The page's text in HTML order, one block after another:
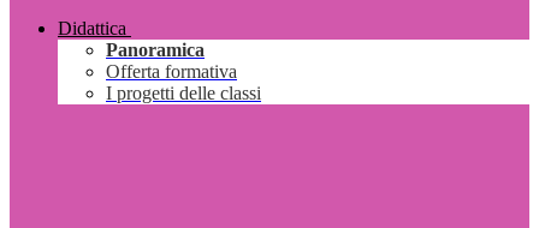
Didattica
Panoramica
Offerta formativa
I progetti delle classi